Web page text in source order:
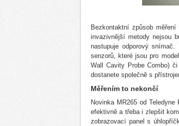
Bezkontaktní způsob
invazivnější metody nejsou
nastupuje odporový
senzorů, které jsou pro
Wall Cavity Probe Combo)
dostanete společně s
Měřením to nekončí
Novinka MR265 od
efektivně a třeba i zlepšit
zobrazovací panel s